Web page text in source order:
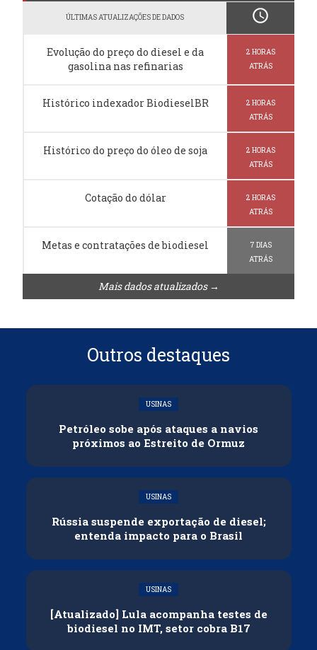
ÚLTIMAS ATUALIZAÇÕES DE DADOS schedule
Evolução do preço do diesel e da
gasolina nas refinarias
2 HORAS
ATRÁS
Histórico indexador BiodieselBR
2 HORAS
ATRÁS
Histórico do preço do óleo de soja
2 HORAS
ATRÁS
Cotação do dólar
2 HORAS
ATRÁS
Metas e contratações de biodiesel
7 DIAS
ATRÁS
Mais dados atualizados →
Outros destaques
USINAS
Petróleo sobe após ataques a navios
próximos ao Estreito de Ormuz
USINAS
Rússia suspende exportação de diesel;
entenda impacto para o Brasil
USINAS
[Atualizado] Lula acompanha testes de
biodiesel no IMT, setor cobra B17